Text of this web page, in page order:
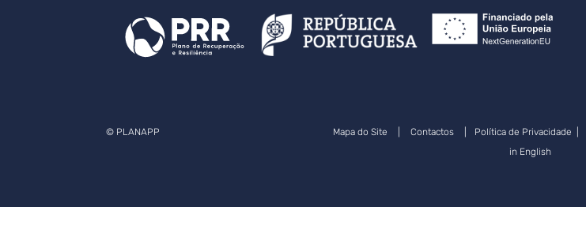
© PLANAPP Mapa do Site Contactos Política de Privacidade
in English